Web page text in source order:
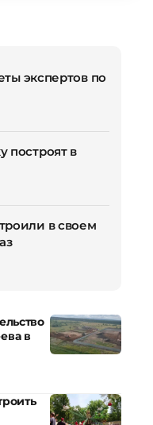
экспертов по
построят в
в своем
в